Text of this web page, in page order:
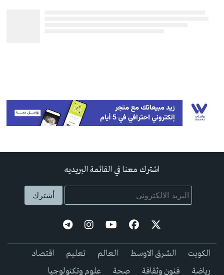
اشترك معنا في القائمة البريديه
الكويت الشرق الاوسط العالم تعليم
اقتصاد
رياضة
فنون وثقافة صحة علوم وتكنولوجيا